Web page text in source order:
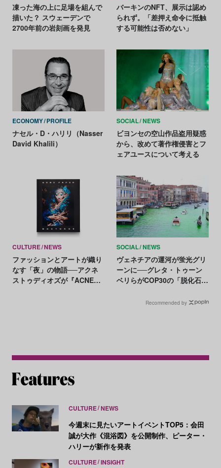
凍った海の上に足場を組んで
描いた？ スウェーデンで
2700年前の岩刻画を発見
バーキンのNFT、展示は認め
られず。「差押え命令に抵触
する可能性は否めない」
ECONOMY PROFILE
ナセル・D・ハリリ（Nasser
David Khalili）
SOCIAL NEWS
ビヨンセの空山作品盗用疑惑
から、改めて著作権侵害とフ
ェアユースについて考える
CULTURE NEWS
ファッションとアートが織り
なす「夜」の物語──アクネ
ストゥディオズが『ACNE
SOCIAL NEWS
ヴェネチアの運河が蛍光グリ
ーンに──グレタ・トゥーン
ベリらがCOP30の「脱化石燃
Recommended by
CULTURE NEWS
今週末に見たいアートイベントTOP5：会田
誠が大作《混浴図》を公開制作、ピーター・
ハリーが新作を発表
CULTURE INSIGHT